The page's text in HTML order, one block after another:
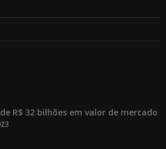
R$ 32 bilhões em valor de mercado